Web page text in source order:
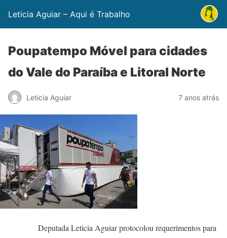
Leticia Aguiar – Aqui é Trabalho
Poupatempo Móvel para cidades
do Vale do Paraíba e Litoral Norte
Leticia Aguiar 7 anos atrás
Deputada Leticia Aguiar protocolou requerimentos para